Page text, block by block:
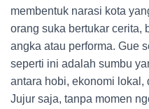
membentuk narasi kota
orang suka bertukar cerita,
angka atau performa. Gue
seperti ini adalah sumbu
antara hobi, ekonomi lokal,
Jujur saja, tanpa momen